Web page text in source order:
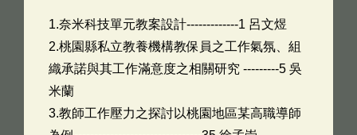
1.奈米科技單元教案設計-------------1 呂文煜
2.桃園縣私立教養機構教保員之工作氣氛、組
織承諾與其工作滿意度之相關研究 ---------5 吳
米蘭
3.教師工作壓力之探討以桃園地區某高職導師